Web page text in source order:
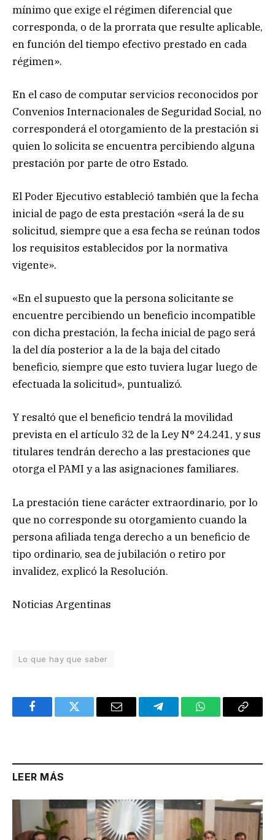
mínimo que exige el régimen diferencial que
corresponda, o de la prorrata que resulte aplicable,
en función del tiempo efectivo prestado en cada
régimen».
En el caso de computar servicios reconocidos por
Convenios Internacionales de Seguridad Social, no
corresponderá el otorgamiento de la prestación si
quien lo solicita se encuentra percibiendo alguna
prestación por parte de otro Estado.
El Poder Ejecutivo estableció también que la fecha
inicial de pago de esta prestación «será la de su
solicitud, siempre que a esa fecha se reúnan todos
los requisitos establecidos por la normativa
vigente».
«En el supuesto que la persona solicitante se
encuentre percibiendo un beneficio incompatible
con dicha prestación, la fecha inicial de pago será
la del día posterior a la de la baja del citado
beneficio, siempre que esto tuviera lugar luego de
efectuada la solicitud», puntualizó.
Y resaltó que el beneficio tendrá la movilidad
prevista en el artículo 32 de la Ley N° 24.241, y sus
titulares tendrán derecho a las prestaciones que
otorga el PAMI y a las asignaciones familiares.
La prestación tiene carácter extraordinario, por lo
que no corresponde su otorgamiento cuando la
persona afiliada tenga derecho a un beneficio de
tipo ordinario, sea de jubilación o retiro por
invalidez, explicó la Resolución.
Noticias Argentinas
Lo que hay que saber
FacebookTwitter Email TelegramWhatsAppCopy
LEER MÁS